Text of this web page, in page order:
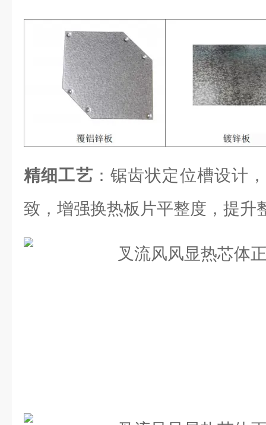
精细工艺 ：锯齿状定位槽设计
致，增强换热板片平整度，提升